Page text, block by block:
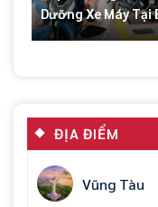
Dưỡng Xe Máy Tại
Rịa Vũng Tàu
ĐỊA ĐIỂM
Vũng Tàu